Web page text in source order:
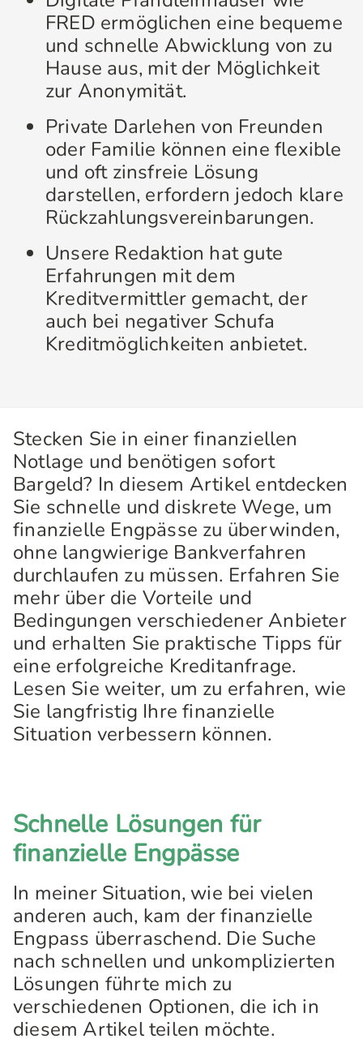
FRED ermöglichen eine bequeme
und schnelle Abwicklung von zu
Hause aus, mit der Möglichkeit
zur Anonymität.
Private Darlehen von Freunden
oder Familie können eine flexible
und oft zinsfreie Lösung
darstellen, erfordern jedoch klare
Rückzahlungsvereinbarungen.
Unsere Redaktion hat gute
Erfahrungen mit dem
Kreditvermittler gemacht, der
auch bei negativer Schufa
Kreditmöglichkeiten anbietet.
Stecken Sie in einer finanziellen
Notlage und benötigen sofort
Bargeld? In diesem Artikel entdecken
Sie schnelle und diskrete Wege, um
finanzielle Engpässe zu überwinden,
ohne langwierige Bankverfahren
durchlaufen zu müssen. Erfahren Sie
mehr über die Vorteile und
Bedingungen verschiedener Anbieter
und erhalten Sie praktische Tipps für
eine erfolgreiche Kreditanfrage.
Lesen Sie weiter, um zu erfahren, wie
Sie langfristig Ihre finanzielle
Situation verbessern können.
Schnelle Lösungen für
finanzielle Engpässe
In meiner Situation, wie bei vielen
anderen auch, kam der finanzielle
Engpass überraschend. Die Suche
nach schnellen und unkomplizierten
Lösungen führte mich zu
verschiedenen Optionen, die ich in
diesem Artikel teilen möchte.